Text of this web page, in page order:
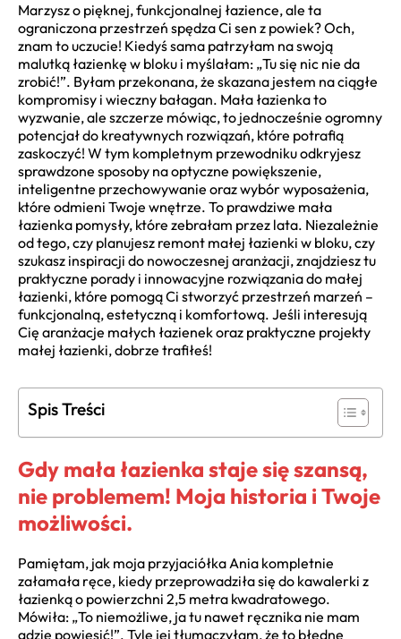
Marzysz o pięknej, funkcjonalnej łazience, ale ta
ograniczona przestrzeń spędza Ci sen z powiek? Och,
znam to uczucie! Kiedyś sama patrzyłam na swoją
malutką łazienkę w bloku i myślałam: „Tu się nic nie da
zrobić!”. Byłam przekonana, że skazana jestem na ciągłe
kompromisy i wieczny bałagan. Mała łazienka to
wyzwanie, ale szczerze mówiąc, to jednocześnie ogromny
potencjał do kreatywnych rozwiązań, które potrafią
zaskoczyć! W tym kompletnym przewodniku odkryjesz
sprawdzone sposoby na optyczne powiększenie,
inteligentne przechowywanie oraz wybór wyposażenia,
które odmieni Twoje wnętrze. To prawdziwe mała
łazienka pomysły, które zebrałam przez lata. Niezależnie
od tego, czy planujesz remont małej łazienki w bloku, czy
szukasz inspiracji do nowoczesnej aranżacji, znajdziesz tu
praktyczne porady i innowacyjne rozwiązania do małej
łazienki, które pomogą Ci stworzyć przestrzeń marzeń –
funkcjonalną, estetyczną i komfortową. Jeśli interesują
Cię aranżacje małych łazienek oraz praktyczne projekty
małej łazienki, dobrze trafiłeś!
Spis Treści
Gdy mała łazienka staje się szansą,
nie problemem! Moja historia i Twoje
możliwości.
Pamiętam, jak moja przyjaciółka Ania kompletnie
załamała ręce, kiedy przeprowadziła się do kawalerki z
łazienką o powierzchni 2,5 metra kwadratowego.
Mówiła: „To niemożliwe, ja tu nawet ręcznika nie mam
gdzie powiesić!”. Tyle jej tłumaczyłam, że to błędne